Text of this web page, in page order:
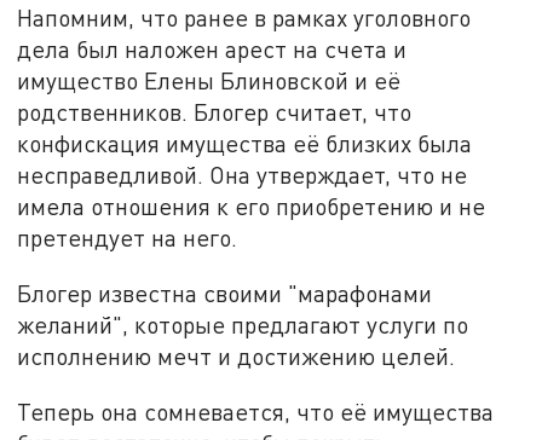
Напомним, что ранее в рамках уголовного
дела был наложен арест на счета и
имущество Елены Блиновской и её
родственников. Блогер считает, что
конфискация имущества её близких была
несправедливой. Она утверждает, что не
имела отношения к его приобретению и не
претендует на него.
Блогер известна своими "марафонами
желаний", которые предлагают услуги по
исполнению мечт и достижению целей.
Теперь она сомневается, что её имущества